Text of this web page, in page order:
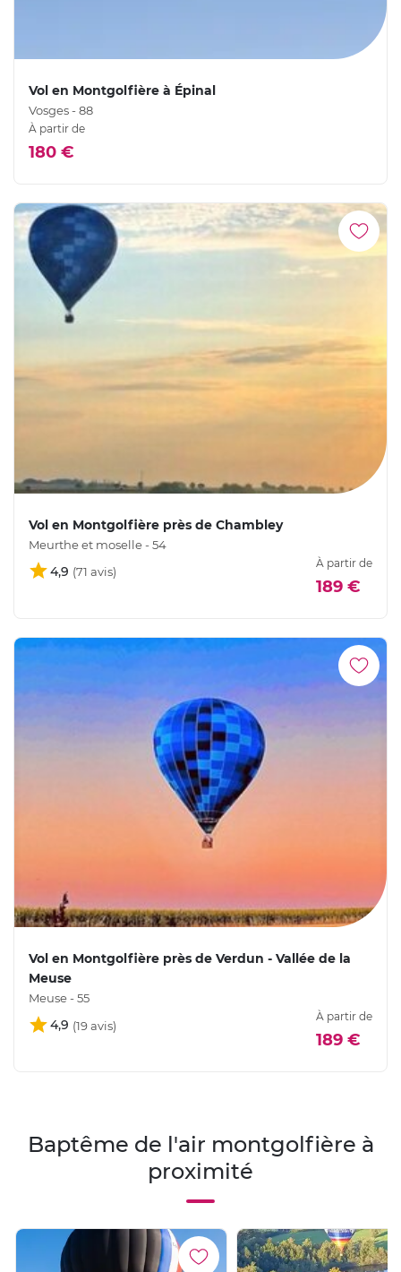
Vol en Montgolfière à Épinal
Vosges - 88
À partir de
180 €
Vol en Montgolfière près de Chambley
Meurthe et moselle - 54
4,9
À partir de
189 €
Vol en Montgolfière près de Verdun - Vallée de la
Meuse
Meuse - 55
4,9
À partir de
189 €
Baptême de l'air montgolfière à
proximité